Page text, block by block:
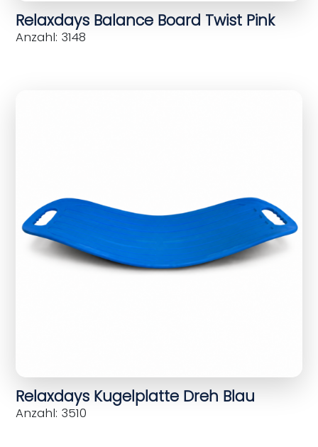
Relaxdays Balance Board Twist Pink
Anzahl: 3148
Relaxdays Kugelplatte Dreh Blau
Anzahl: 3510